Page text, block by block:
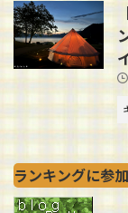
ランキングに参